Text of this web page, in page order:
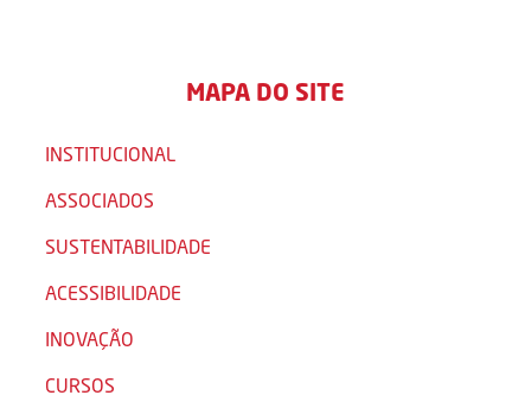
MAPA DO SITE
INSTITUCIONAL
ASSOCIADOS
SUSTENTABILIDADE
ACESSIBILIDADE
INOVAÇÃO
CURSOS